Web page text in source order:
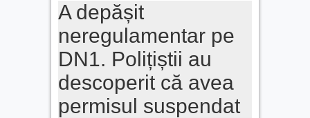
La Făgăraș, lumina
rămâne aprinsă datorită
investițiilor în energie.
„Economisim deja de ani de
zile”
Autoturism căzut în râul Olt,
reușit să iasă din mașină
A depășit
neregulamentar pe
DN1. Polițiștii au
descoperit că avea
permisul suspendat